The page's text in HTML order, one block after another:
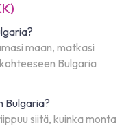
maan, matkasi
Bulgaria
Bulgaria?
siitä, kuinka monta